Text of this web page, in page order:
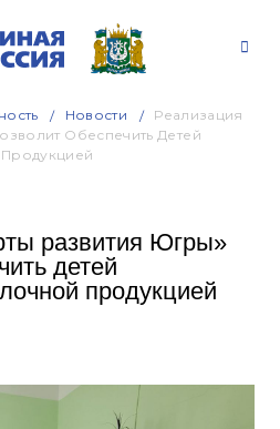
Новости
Реализация
Обеспечить Детей
развития Югры»
детей
продукцией